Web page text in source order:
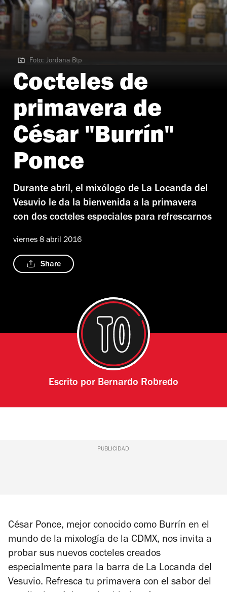
Foto: Jordana Btp
Foto: Jordana Btp
Cocteles de
primavera de
César "Burrín"
Ponce
Durante abril, el mixólogo de La Locanda del
Vesuvio le da la bienvenida a la primavera
con dos cocteles especiales para refrescarnos
viernes 8 abril 2016
Share
Escrito por Bernardo Robredo
PUBLICIDAD
César Ponce, mejor conocido como Burrín en el
mundo de la mixología de la CDMX, nos invita a
probar sus nuevos cocteles creados
especialmente para la barra de La Locanda del
Vesuvio. Refresca tu primavera con el sabor del